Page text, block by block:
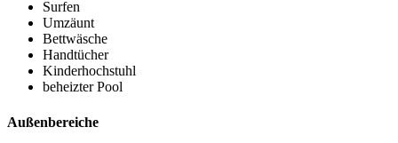
Surfen
Umzäunt
Bettwäsche
Handtücher
Kinderhochstuhl
beheizter Pool
Außenbereiche